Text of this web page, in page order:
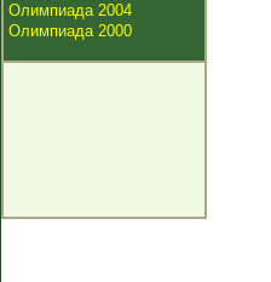
Олимпиада 2004
Олимпиада 2000